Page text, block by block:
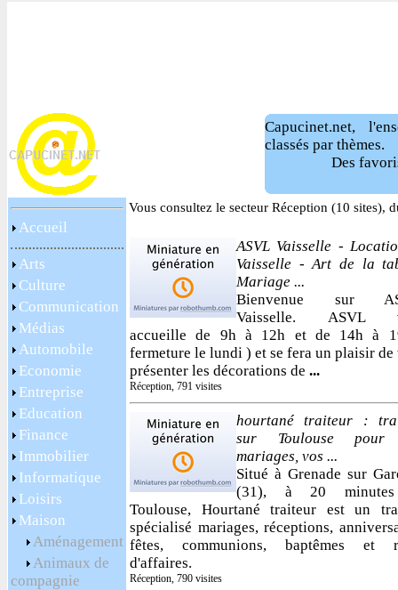
Capucinet.net,
classés par thèmes.
Des
Accueil
Arts
Culture
Communication
Médias
Automobile
Economie
Entreprise
Education
Finance
Immobilier
Informatique
Loisirs
Maison
Aménagement
Animaux de
compagnie
Vous consultez le secteur Réception (10 sites),
ASVL Vaisselle -
Vaisselle - Art de la
Mariage ...
Bienvenue sur
Vaisselle. ASVL
accueille de 9h à 12h et de 14h à
fermeture le lundi ) et se fera un plaisir de
présenter les décorations de ...
Réception, 791 visites
hourtané traiteur :
sur Toulouse pour
mariages, vos ...
Situé à Grenade sur
(31), à 20
Toulouse, Hourtané traiteur est un
spécialisé mariages, réceptions,
fêtes, communions, baptêmes et
d'affaires.
Réception, 790 visites